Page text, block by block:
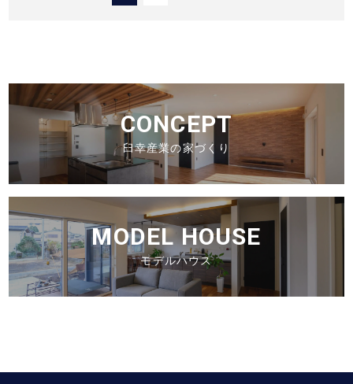
CONCEPT
臼幸産業の家づくり
MODEL HOUSE
モデルハウス